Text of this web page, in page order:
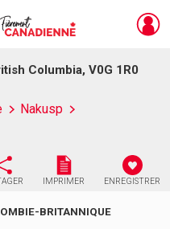
Columbia, V0G 1R0
Nakusp
IMPRIMER ENREGISTRER
BRITANNIQUE